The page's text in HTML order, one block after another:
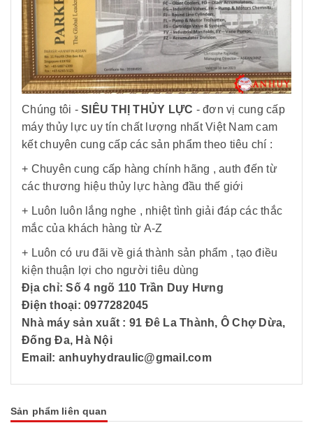
Chúng tôi - SIÊU THỊ THỦY LỰC - đơn vị cung cấp
máy thủy lực uy tín chất lượng nhất Việt Nam cam
kết chuyên cung cấp các sản phẩm theo tiêu chí :
+ Chuyên cung cấp hàng chính hãng , auth đến từ
các thương hiệu thủy lực hàng đầu thế giới
+ Luôn luôn lắng nghe , nhiệt tình giải đáp các thắc
mắc của khách hàng từ A-Z
+ Luôn có ưu đãi về giá thành sản phẩm , tạo điều
kiện thuận lợi cho người tiêu dùng
Địa chỉ: Số 4 ngõ 110 Trần Duy Hưng
Điện thoại: 0977282045
Nhà máy sản xuất : 91 Đê La Thành, Ô Chợ Dừa,
Đống Đa, Hà Nội
Email: anhuyhydraulic@gmail.com
Sản phẩm liên quan